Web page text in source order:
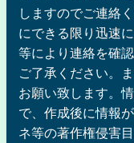
しますのでご連絡
にできる限り迅速
等により連絡を確
ご了承ください。
お願い致します。
で、作成後に情報
ネ等の著作権侵害